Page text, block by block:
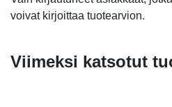
voivat kirjoittaa tuotearvion.
Viimeksi katsotut